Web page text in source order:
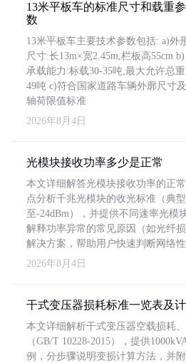
13米平板车的标准尺寸和载重参
数
13米平板车主要技术参数包括: a)外
尺寸:长13m×宽2.45m,栏板高55cm b)
承载能力:标载30-35吨,最大允许总重
49吨 c)符合国家道路车辆外廓尺寸及
轴荷限值标准
2026年8月4日
光模块接收功率多少是正常
本文详细解答光模块接收功率的正
点分析千兆光模块的收光标准（典
至-24dBm），并提供不同速率光模
解释功率异常的常见原因（如光纤
解决方案，帮助用户快速判断网络性
2026年8月4日
干式变压器损耗标准一览表及
本文详细解析干式变压器空载损耗
（GB/T 10228-2015），提供
例，分步骤说明变损计算方法，并